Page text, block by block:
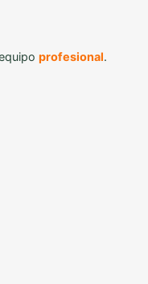
profesional.